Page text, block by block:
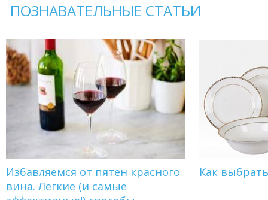
ПОЗНАВАТЕЛЬНЫЕ СТАТЬИ
Избавляемся от пятен красного
вина. Легкие (и самые
Как